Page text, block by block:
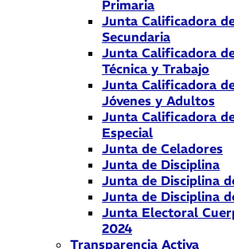
Primaria
Junta Calificadora
Secundaria
Junta Calificadora
Técnica y Trabajo
Junta Calificadora
Jóvenes y Adultos
Junta Calificadora
Especial
Junta de Celadores
Junta de Disciplina
Junta de Disciplina
Junta de Disciplina
Junta Electoral
2024
Transparencia Activa